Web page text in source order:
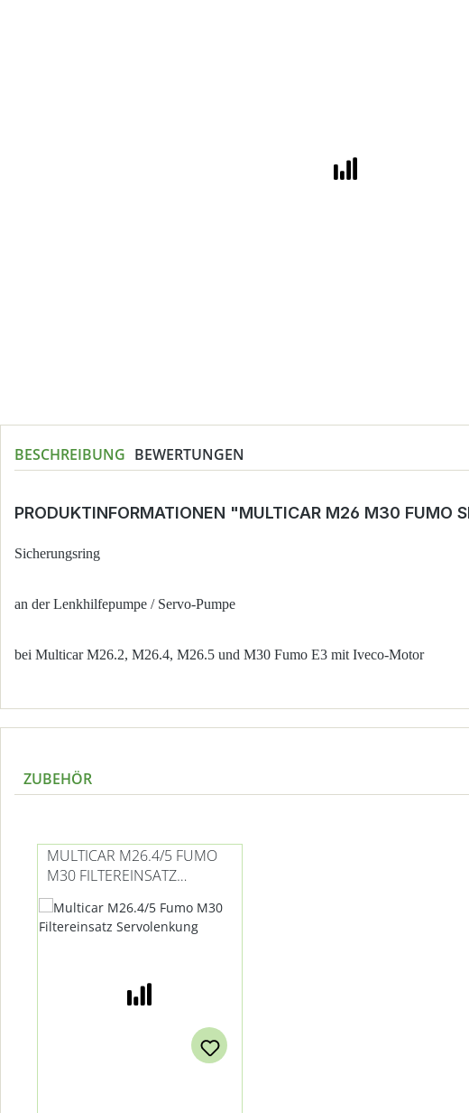
BESCHREIBUNG BEWERTUNGEN
PRODUKTINFORMATIONEN "MULTICAR M26 M30 FUMO
Sicherungsring
an der Lenkhilfepumpe / Servo-Pumpe
bei Multicar M26.2, M26.4, M26.5 und M30 Fumo E3 mit Iveco-Motor
ZUBEHÖR
MULTICAR M26.4/5 FUMO
M30 FILTEREINSATZ
SERVOLENKUNG